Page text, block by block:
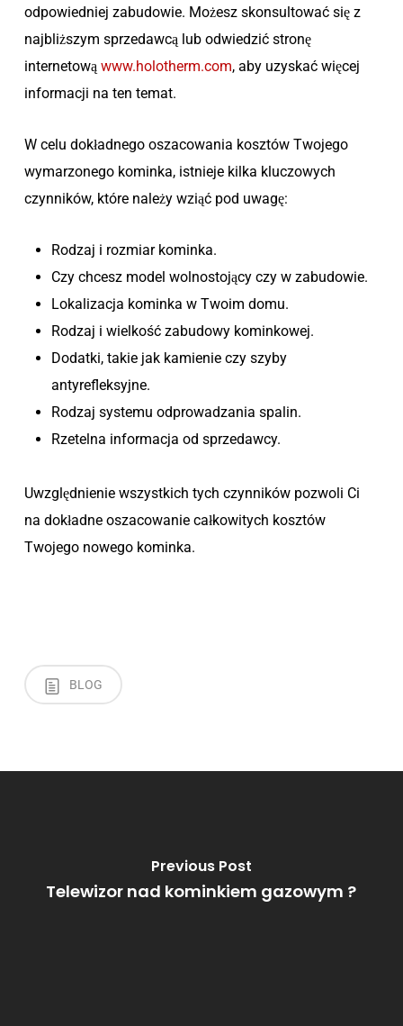
odpowiedniej zabudowie. Możesz skonsultować się z
najbliższym sprzedawcą lub odwiedzić stronę
internetową www.holotherm.com, aby uzyskać więcej
informacji na ten temat.
W celu dokładnego oszacowania kosztów Twojego
wymarzonego kominka, istnieje kilka kluczowych
czynników, które należy wziąć pod uwagę:
Rodzaj i rozmiar kominka.
Czy chcesz model wolnostojący czy w zabudowie.
Lokalizacja kominka w Twoim domu.
Rodzaj i wielkość zabudowy kominkowej.
Dodatki, takie jak kamienie czy szyby
antyrefleksyjne.
Rodzaj systemu odprowadzania spalin.
Rzetelna informacja od sprzedawcy.
Uwzględnienie wszystkich tych czynników pozwoli Ci
na dokładne oszacowanie całkowitych kosztów
Twojego nowego kominka.
BLOG
Previous Post
Telewizor nad kominkiem gazowym ?